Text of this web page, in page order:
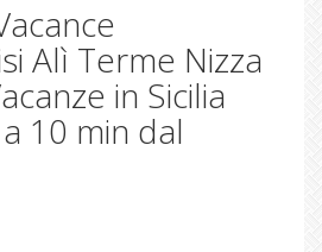
Alì Terme Nizza
in Sicilia
10 min dal